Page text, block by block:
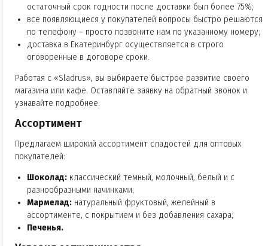
остаточный срок годности после доставки был более 75%;
все появляющиеся у покупателей вопросы быстро решаются
по телефону – просто позвоните нам по указанному номеру;
доставка в Екатеринбург осуществляется в строго
оговоренные в договоре сроки.
Работая с «Sladrus», вы выбираете быстрое развитие своего
магазина или кафе. Оставляйте заявку на обратный звонок и
узнавайте подробнее.
Ассортимент
Предлагаем широкий ассортимент сладостей для оптовых
покупателей:
Шоколад: классический темный, молочный, белый и с
разнообразными начинками;
Мармелад: натуральный фруктовый, желейный в
ассортименте, с покрытием и без добавления сахара;
Печенья.